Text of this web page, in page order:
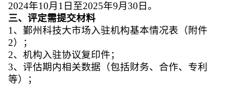
2024年10月1日至2025年9月30日。
三、评定需提交材料
1 、鄞州科技大市场入驻机构基本情况表（附件
2）；
2、机构入驻协议复印件；
3、评估期内相关数据（包括财务、合作、专利
等）；